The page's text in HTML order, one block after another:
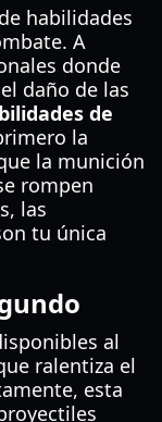
habilidades
A
donde
daño de las
de
la
la munición
rompen
las
tu única
al
ralentiza el
esta